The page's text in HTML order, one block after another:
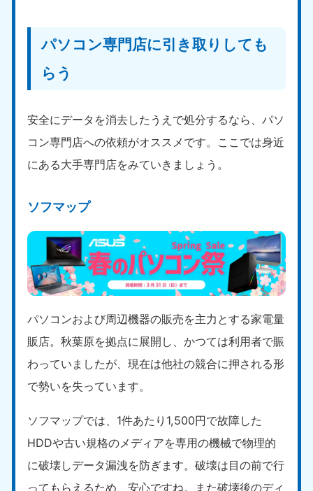
パソコン専門店に引き取りしても
らう
安全にデータを消去したうえで処分するなら、パソ
コン専門店への依頼がオススメです。ここでは身近
にある大手専門店をみていきましょう。
ソフマップ
パソコンおよび周辺機器の販売を主力とする家電量
販店。秋葉原を拠点に展開し、かつては利用者で賑
わっていましたが、現在は他社の競合に押される形
で勢いを失っています。
ソフマップでは、1件あたり1,500円で故障した
HDDや古い規格のメディアを専用の機械で物理的
に破壊しデータ漏洩を防ぎます。破壊は目の前で行
ってもらえるため、安心ですね。また破壊後のディ